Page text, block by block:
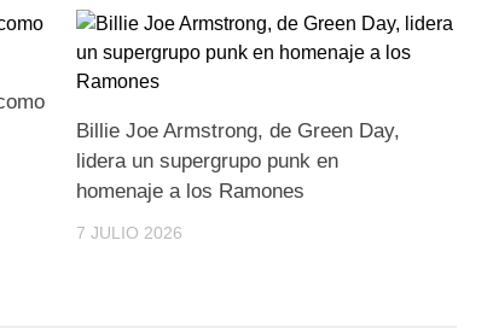
Billie Joe Armstrong, de Green Day,
lidera un supergrupo punk en
homenaje a los Ramones
7 JULIO 2026